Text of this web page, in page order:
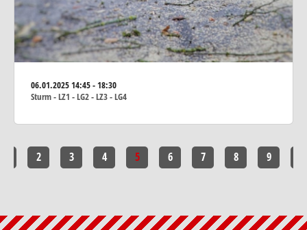
06.01.202514:45 - 18:30
Sturm - LZ1 - LG2 - LZ3 - LG4
2 3 4 5 6 7 8 9